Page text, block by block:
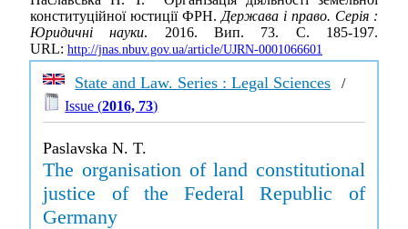
конституційної юстиції ФРН.Держава і право. Серія :
Юридичні науки. 2016. Вип. 73. С. 185-197.
URL: http://jnas.nbuv.gov.ua/article/UJRN-0001066601
State and Law. Series : Legal Sciences /
Issue (2016, 73)
Paslavska N. T.
The organisation of land constitutional
justice of the Federal Republic of
Germany